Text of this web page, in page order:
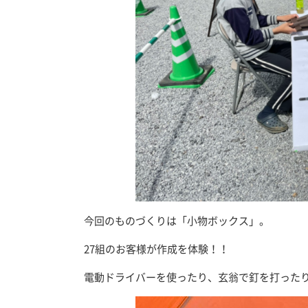
今回のものづくりは「小物ボックス」。
27組のお客様が作成を体験！！
電動ドライバーを使ったり、玄翁で釘を打った